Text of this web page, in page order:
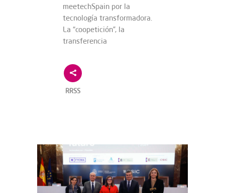
meetechSpain por la
tecnología transformadora.
La “coopetición”, la
transferencia
RRSS